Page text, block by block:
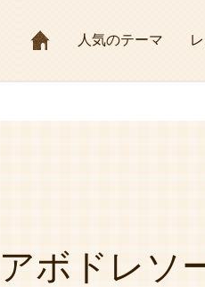
HOME人気のテーマ
アボドレソ